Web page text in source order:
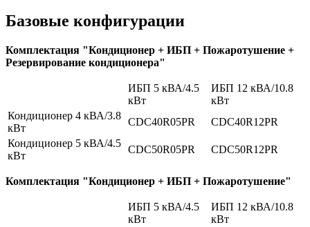
Базовые конфигурации
Комплектация "Кондиционер + ИБП + Пожаротушение +
Резервирование кондиционера"
ИБП 5 кВА/4.5
кВт
ИБП 12 кВА/10.8
кВт
Кондиционер 4 кВА/3.8
кВт
CDC40R05PR
CDC40R12PR
Кондиционер 5 кВА/4.5
кВт
CDC50R05PR CDC50R12PR
Комплектация "Кондиционер + ИБП + Пожаротушение"
ИБП 5 кВА/4.5
кВт
ИБП 12 кВА/10.8
кВт